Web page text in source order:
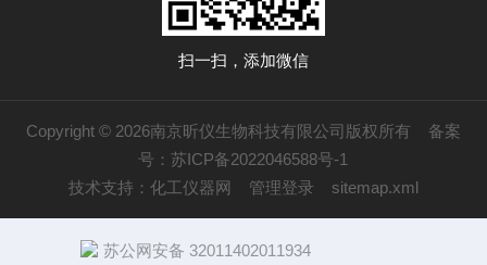
扫一扫，添加微信
Copyright © 2026南京昕仪生物科技有限公司版权所有 备案
号：苏ICP备2022046588号-1
技术支持： 化工仪器网 管理登录 sitemap.xml
苏公网安备 32011402011934